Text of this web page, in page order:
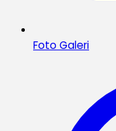
Foto Galeri